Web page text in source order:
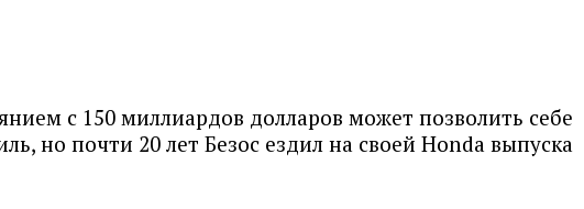
с 150 миллиардов долларов может позволить себе
но почти 20 лет Безос ездил на своей Honda выпуска